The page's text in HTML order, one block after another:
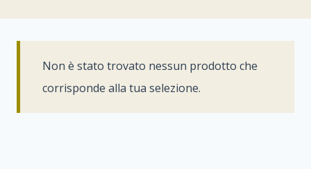
Non è stato trovato nessun prodotto che
corrisponde alla tua selezione.